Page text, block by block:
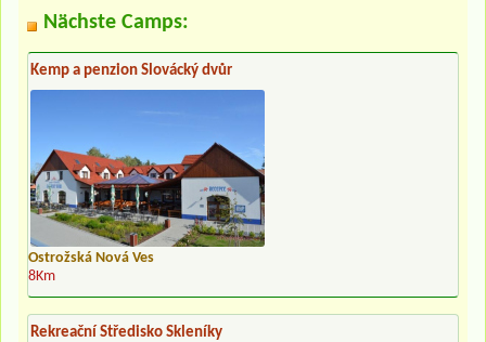
Nächste Camps:
Kemp a penzion Slovácký dvůr
Ostrožská Nová Ves
8Km
Rekreační Středisko Skleníky